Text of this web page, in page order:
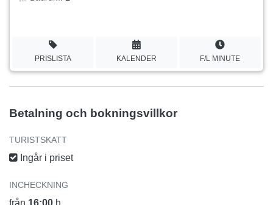
PRISLISTA KALENDER F/L MINUTE
Betalning och bokningsvillkor
TURISTSKATT
Ingår i priset
INCHECKNING
från 16:00 h